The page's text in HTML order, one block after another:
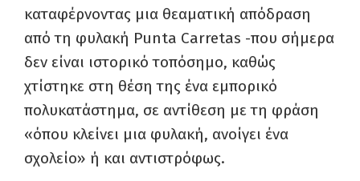
καταφέρνοντας μια θεαματική απόδραση
από τη φυλακή Punta Carretas -που σήμερα
δεν είναι ιστορικό τοπόσημο, καθώς
χτίστηκε στη θέση της ένα εμπορικό
πολυκατάστημα, σε αντίθεση με τη φράση
«όπου κλείνει μια φυλακή, ανοίγει ένα
σχολείο» ή και αντιστρόφως.